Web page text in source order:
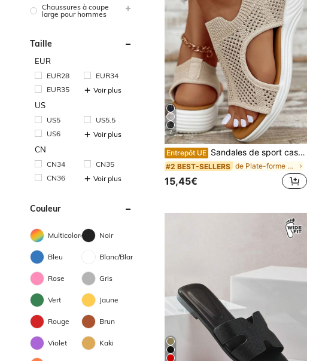
Chaussures à coupe
large pour hommes
Taille
EUR
EUR28
EUR34
EUR35
Voir plus
US
US5
US5.5
US6
Voir plus
CN
CN34
CN35
CN36
Voir plus
Couleur
Multicolore Noir
Bleu Blanc/Blanche
Rose Gris
Vert Jaune
Rouge Brun
Violet Kaki
7
Entrepôt UE Sandales de sport casual pour femmes grande taille, baskets mode légères et confortables à enfiler, sandales d'été à plateforme en maille respirante simple, antidérapantes et compensées, coupe large
#2 BEST-SELLERS de Plate-forme Chaussures larges pour femmes
15,45€